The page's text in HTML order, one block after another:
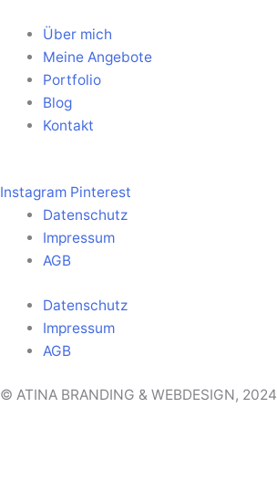
Über mich
Meine Angebote
Portfolio
Blog
Kontakt
Instagram Pinterest
Datenschutz
Impressum
AGB
Datenschutz
Impressum
AGB
© ATINA BRANDING & WEBDESIGN, 2024